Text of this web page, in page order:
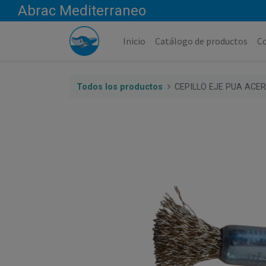
Abrac Mediterraneo
Inicio Catálogo de productos
Todos los productos CEPILLO EJE PUA